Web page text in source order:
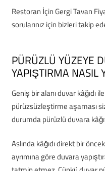
Restoran İçin Gergi Tavan
sorularınız için bizleri takip
PÜRÜZLÜ YÜZEYE
YAPIŞTIRMA NASIL
Geniş bir alanı duvar kâğıdı
pürüzsüzleştirme aşaması
durumda pürüzlü duvara
Aslında kâğıdı direkt bir
ayrımına göre duvara